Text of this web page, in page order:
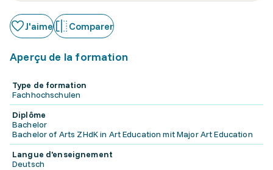
J'aime Comparer
Aperçu de la formation
Type de formation
Fachhochschulen
Diplôme
Bachelor
Bachelor of Arts ZHdK in Art Education mit Major Art Education
Langue d'enseignement
Deutsch